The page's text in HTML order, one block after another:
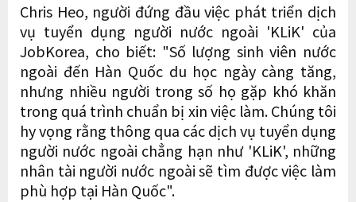
Chris Heo, người đứng đầu việc phát triển dịch
vụ tuyển dụng người nước ngoài 'KLiK' của
JobKorea, cho biết: "Số lượng sinh viên nước
ngoài đến Hàn Quốc du học ngày càng tăng,
nhưng nhiều người trong số họ gặp khó khăn
trong quá trình chuẩn bị xin việc làm. Chúng tôi
hy vọng rằng thông qua các dịch vụ tuyển dụng
người nước ngoài chẳng hạn như 'KLiK', những
nhân tài người nước ngoài sẽ tìm được việc làm
phù hợp tại Hàn Quốc".